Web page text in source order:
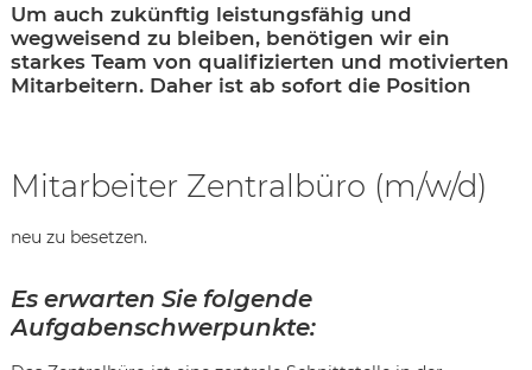
Um auch zukünftig leistungsfähig und
wegweisend zu bleiben, benötigen wir ein
starkes Team von qualifizierten und motivierten
Mitarbeitern. Daher ist ab sofort die Position
Mitarbeiter Zentralbüro (m/w/d)
neu zu besetzen.
Es erwarten Sie folgende
Aufgabenschwerpunkte:
Karte anzeigen